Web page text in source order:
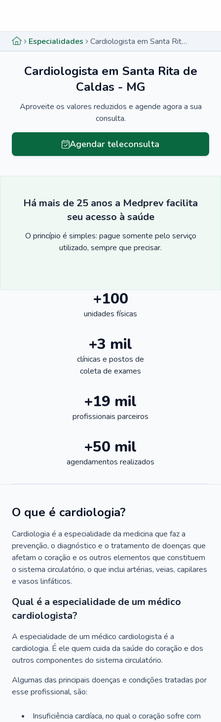
Especialidades Cardiologista em Santa Rita de Caldas - MG
Cardiologista em Santa Rita de
Caldas - MG
Aproveite os valores reduzidos e agende agora a sua
consulta.
Agendar teleconsulta
Há mais de 25 anos a Medprev facilita
seu acesso à saúde
O princípio é simples: pague somente pelo serviço
utilizado, sempre que precisar.
+100
unidades físicas
+3 mil
clínicas e postos de
coleta de exames
+19 mil
profissionais parceiros
+50 mil
agendamentos realizados
O que é cardiologia?
Cardiologia é a especialidade da medicina que faz a
prevenção, o diagnóstico e o tratamento de doenças que
afetam o coração e os outros elementos que constituem
o sistema circulatório, o que inclui artérias, veias, capilares
e vasos linfáticos.
Qual é a especialidade de um médico
cardiologista?
A especialidade de um médico cardiologista é a
cardiologia. É ele quem cuida da saúde do coração e dos
outros componentes do sistema circulatório.
Algumas das principais doenças e condições tratadas por
esse profissional, são:
Insuficiência cardíaca, no qual o coração sofre com